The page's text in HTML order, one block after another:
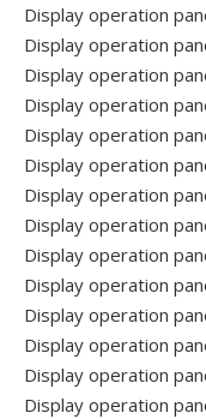
Display operation
Display operation
Display operation
Display operation
Display operation
Display operation
Display operation
Display operation
Display operation
Display operation
Display operation
Display operation
Display operation
Display operation